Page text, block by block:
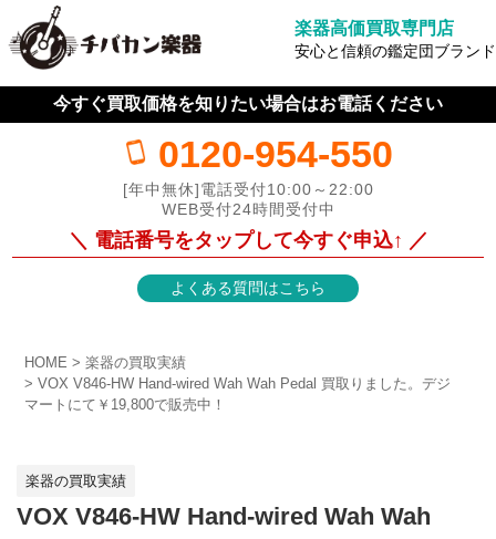
楽器高価買取専門店
安心と信頼の鑑定団ブランド
今すぐ買取価格を知りたい場合はお電話ください
0120-954-550
[年中無休]電話受付10:00～22:00
WEB受付24時間受付中
＼ 電話番号をタップして今すぐ申込↑ ／
よくある質問はこちら
HOME
楽器の買取実績
VOX V846-HW Hand-wired Wah Wah Pedal 買取りました。デジ
マートにて￥19,800で販売中！
楽器の買取実績
VOX V846-HW Hand-wired Wah Wah